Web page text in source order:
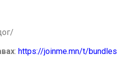
: https://joinme.mn/t/bundles